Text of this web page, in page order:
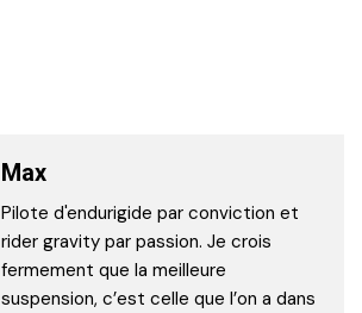
Max
Pilote d'endurigide par conviction et
rider gravity par passion. Je crois
fermement que la meilleure
suspension, c’est celle que l’on a dans